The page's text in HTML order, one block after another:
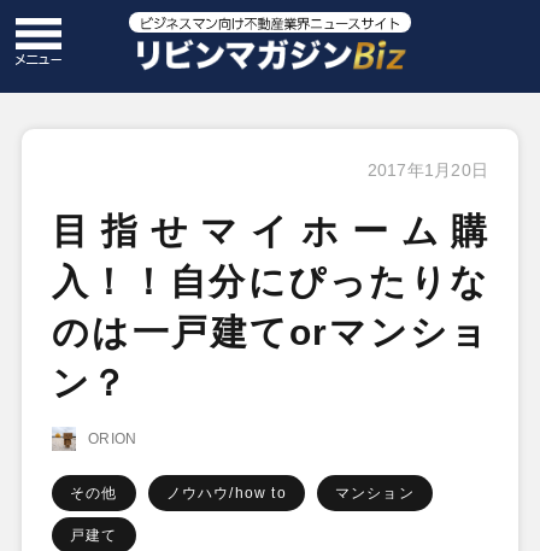
2017年1月20日
目指せマイホーム購
入！！自分にぴったりな
のは一戸建てorマンショ
ン？
ORION
その他 ノウハウ/how to マンション
戸建て